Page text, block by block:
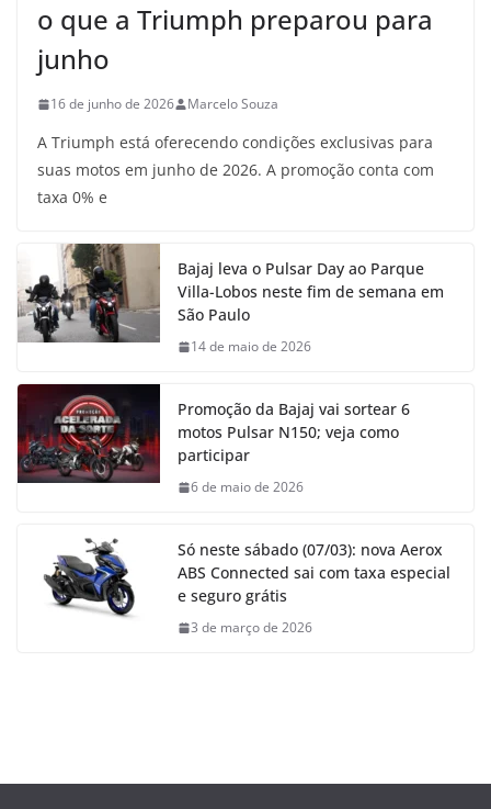
o que a Triumph preparou para
junho
16 de junho de 2026 Marcelo Souza
A Triumph está oferecendo condições exclusivas para
suas motos em junho de 2026. A promoção conta com
taxa 0% e
Bajaj leva o Pulsar Day ao Parque
Villa-Lobos neste fim de semana em
São Paulo
14 de maio de 2026
Promoção da Bajaj vai sortear 6
motos Pulsar N150; veja como
participar
6 de maio de 2026
Só neste sábado (07/03): nova Aerox
ABS Connected sai com taxa especial
e seguro grátis
3 de março de 2026